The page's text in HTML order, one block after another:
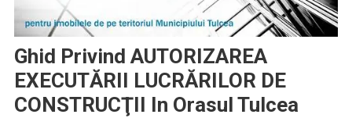
Ghid Privind AUTORIZAREA
EXECUTĂRII LUCRĂRILOR DE
CONSTRUCŢII In Orasul Tulcea